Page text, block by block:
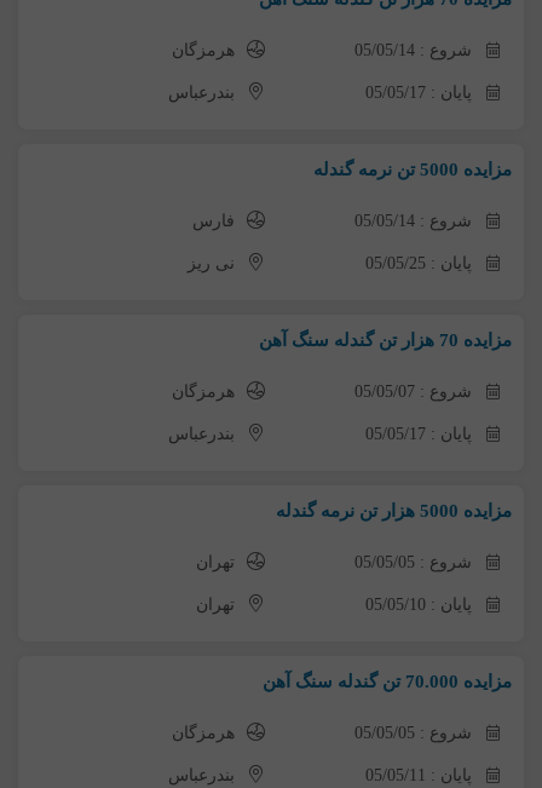
شروع : 05/05/14 هرمزگان
پایان : 05/05/17 بندرعباس
مزایده 5000 تن نرمه گندله
شروع : 05/05/14 فارس
پایان : 05/05/25 نی ریز
مزایده 70 هزار تن گندله سنگ آهن
شروع : 05/05/07 هرمزگان
پایان : 05/05/17 بندرعباس
مزایده 5000 هزار تن نرمه گندله
شروع : 05/05/05 تهران
پایان : 05/05/10 تهران
مزایده 70.000 تن گندله سنگ آهن
شروع : 05/05/05 هرمزگان
پایان : 05/05/11 بندرعباس